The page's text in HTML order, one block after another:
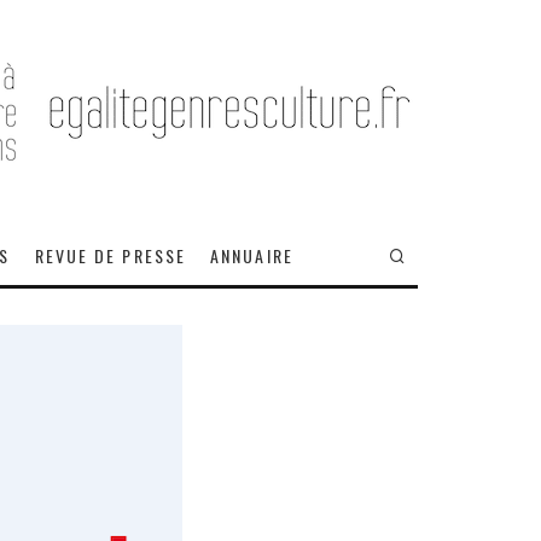
REVUE DE PRESSE ANNUAIRE